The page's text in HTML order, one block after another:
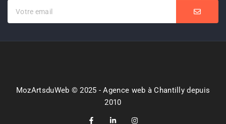
MozArtsduWeb © 2025 - Agence web à Chantilly depuis
2010